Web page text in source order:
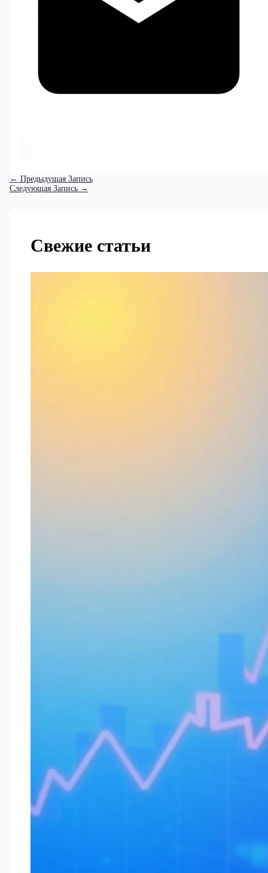
← Предыдущая Запись
Следующая Запись →
Свежие статьи